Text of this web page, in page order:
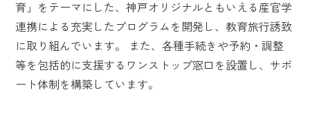
育」をテーマにした、神戸オリジナルともいえる産官学
連携による充実したプログラムを開発し、教育旅行誘致
に取り組んでいます。 また、各種手続きや予約・調整
等を包括的に支援するワンストップ窓口を設置し、サポ
ート体制を構築しています。